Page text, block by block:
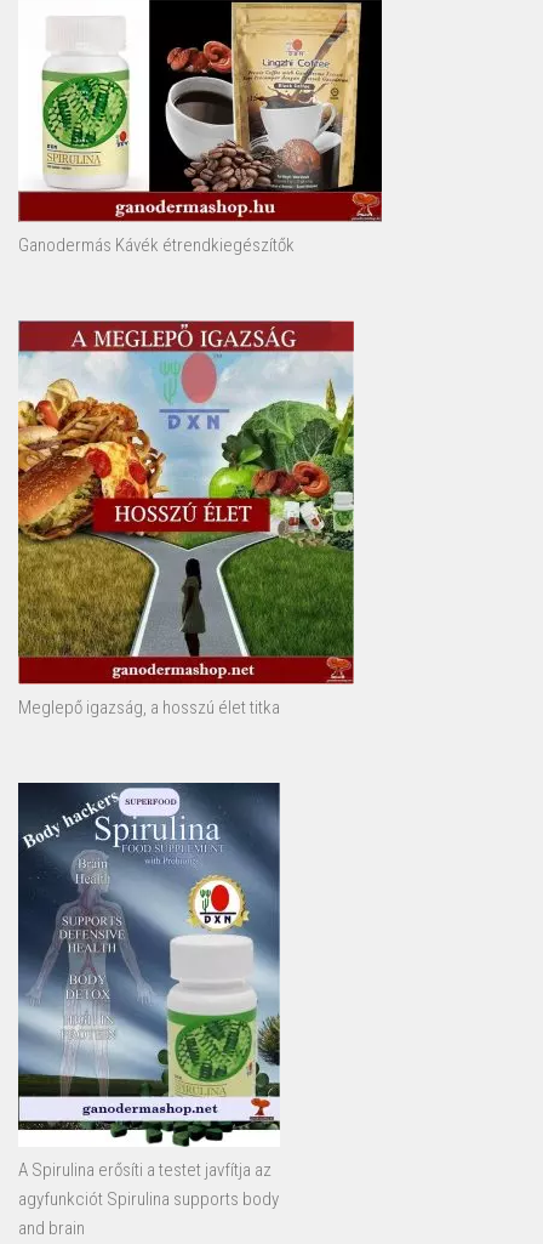
Ganodermás Kávék étrendkiegészítők
Meglepő igazság, a hosszú élet titka
A Spirulina erősíti a testet javfítja az
agyfunkciót Spirulina supports body
and brain